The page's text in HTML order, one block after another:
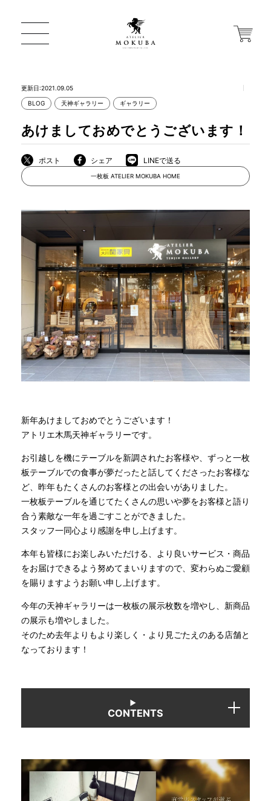
店舗から探す
MOKUBA について
商品情報
直営店
イベント
全商品一覧
新入荷情報
納品事例
INFORMATION
MOKUBA CHANNEL
更新日:2021.09.05
BLOG 天神ギャラリー ギャラリー
あけましておめでとうございます！
ポスト シェア LINEで送る
一枚板 ATELIER MOKUBA HOME
新年あけましておめでとうございます！
アトリエ木馬天神ギャラリーです。
お引越しを機にテーブルを新調されたお客様や、ずっと一枚
板テーブルでの食事が夢だったと話してくださったお客様な
ど、昨年もたくさんのお客様との出会いがありました。
一枚板テーブルを通じてたくさんの思いや夢をお客様と語り
合う素敵な一年を過ごすことができました。
スタッフ一同心より感謝を申し上げます。
本年も皆様にお楽しみいただける、より良いサービス・商品
をお届けできるよう努めてまいりますので、変わらぬご愛顧
を賜りますようお願い申し上げます。
今年の天神ギャラリーは一枚板の展示枚数を増やし、新商品
の展示も増やしました。
そのため去年よりもより楽しく・より見ごたえのある店舗と
なっております！
CONTENTS